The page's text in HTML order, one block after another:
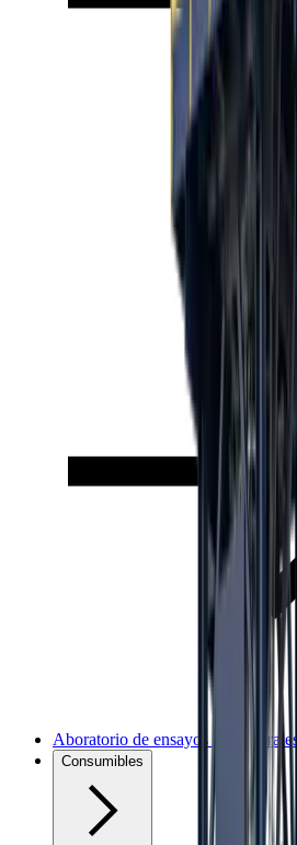
Aboratorio de ensayos de minerales
Consumibles